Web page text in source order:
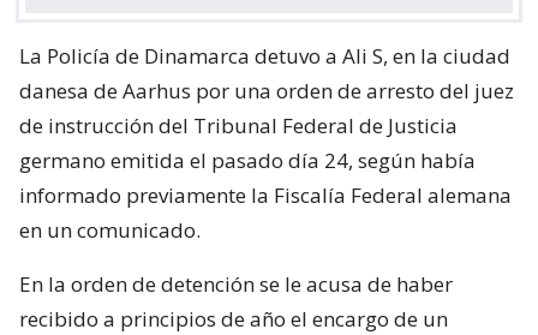
La Policía de Dinamarca detuvo a Ali S, en la ciudad
danesa de Aarhus por una orden de arresto del juez
de instrucción del Tribunal Federal de Justicia
germano emitida el pasado día 24, según había
informado previamente la Fiscalía Federal alemana
en un comunicado.
En la orden de detención se le acusa de haber
recibido a principios de año el encargo de un